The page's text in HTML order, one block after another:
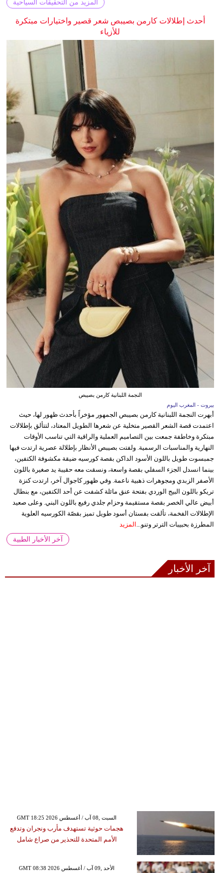
المزيد من التحقيقات السياحية
أحدث إطلالات كارمن بصيبص شعر قصير واختيارات مبتكرة
للأزياء
النجمة اللبنانية كارمن بصيبص
بيروت - المغرب اليوم
أبهرت النجمة اللبنانية كارمن بصيبص الجمهور مؤخراً بأحدث ظهور لها، حيث
اعتمدت قصة الشعر القصير متخلية عن شعرها الطويل المعتاد، لتتألق بإطلالات
مبتكرة وخاطفة جمعت بين التصاميم العملية والراقية التي تناسب الأوقات
النهارية والمناسبات الرسمية. ولفتت بصيبص الأنظار بإطلالة عصرية ارتدت فيها
جمبسوت طويل باللون الأسود الداكن بقصة كورسيه ضيقة مكشوفة الكتفين،
بينما انسدل الجزء السفلي بقصة واسعة، ونسقت معه حقيبة يد صغيرة باللون
الأصفر الزبدي ومجوهرات ذهبية ناعمة. وفي ظهور كاجوال آخر، ارتدت كنزة
تريكو باللون البيج الوردي بفتحة عنق مائلة كشفت عن أحد الكتفين، مع بنطال
أبيض عالي الخصر بقصة مستقيمة وحزام جلدي رفيع باللون البني. وعلى صعيد
الإطلالات الفخمة، تألقت بفستان أسود طويل تميز بقصّة الكورسيه العلوية
المطرزة بحبيبات الترتر وتنو... المزيد
آخر الأخبار الطبية
آخر الأخبار
GMT 18:25 2026 السبت ,08 آب / أغسطس
هجمات حوثية تستهدف مأرب ونجران وتدفع
الأمم المتحدة للتحذير من صراع شامل
GMT 08:38 2026 الأحد ,09 آب / أغسطس